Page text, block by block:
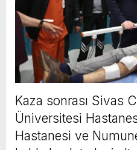
Kaza sonrası Sivas
Üniversitesi
Hastanesi ve